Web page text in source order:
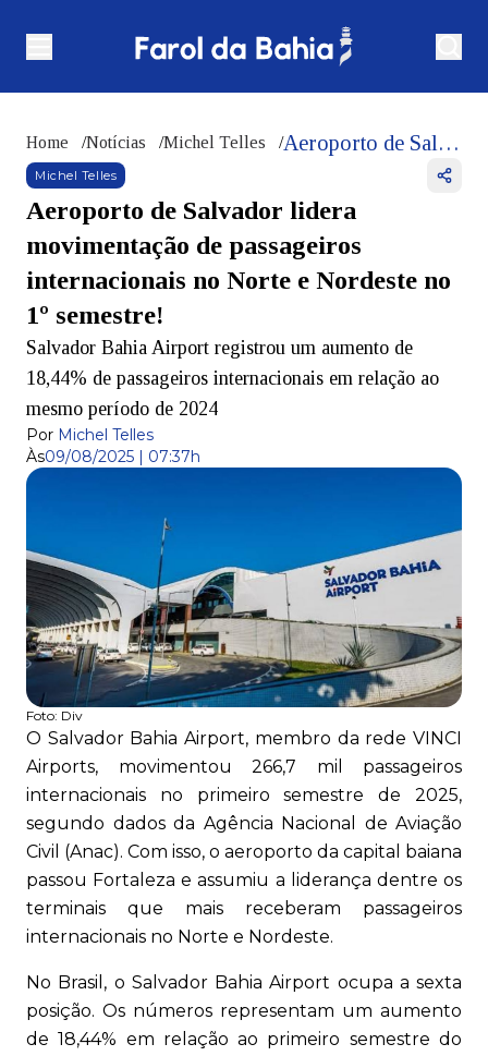
Home /Notícias /Michel Telles / Aeroporto de Salvador lidera movimentação de passageiros internacionais no Norte e Nordeste no 1º semestre!
Michel Telles
Aeroporto de Salvador lidera
movimentação de passageiros
internacionais no Norte e Nordeste no
1º semestre!
Salvador Bahia Airport registrou um aumento de
18,44% de passageiros internacionais em relação ao
mesmo período de 2024
Por Michel Telles
Às09/08/2025 | 07:37h
Foto: Div
O Salvador Bahia Airport, membro da rede VINCI
Airports, movimentou 266,7 mil passageiros
internacionais no primeiro semestre de 2025,
segundo dados da Agência Nacional de Aviação
Civil (Anac). Com isso, o aeroporto da capital baiana
passou Fortaleza e assumiu a liderança dentre os
terminais que mais receberam passageiros
internacionais no Norte e Nordeste.
No Brasil, o Salvador Bahia Airport ocupa a sexta
posição. Os números representam um aumento
de 18,44% em relação ao primeiro semestre do